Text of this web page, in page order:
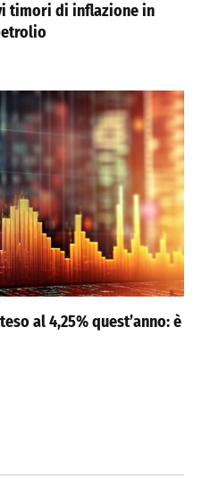
timori di inflazione in
al 4,25% quest’anno: è